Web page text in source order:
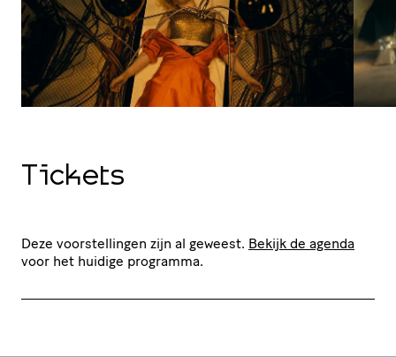
Tickets
Deze voorstellingen zijn al geweest. Bekijk de agenda
voor het huidige programma.